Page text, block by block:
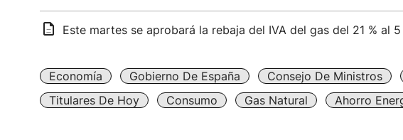
Este martes se aprobará la rebaja del IVA del gas del 21 % al 5
Economía Gobierno De España Consejo De Ministros
Titulares De Hoy
Consumo Gas Natural Ahorro